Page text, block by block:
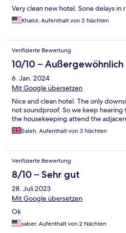
Very clean new hotel. Sone delays in
Khalid, Aufenthalt von 2 Nächten
Verifizierte Bewertung
10/10 – Außergewöhnlich
6. Jan. 2024
Mit Google übersetzen
Nice and clean hotel. The only
not soundproof. So we keep hearing
the housekeeping attend the
Saleh, Aufenthalt von 3 Nächten
Verifizierte Bewertung
8/10 – Sehr gut
28. Juli 2023
Mit Google übersetzen
Ok
saber, Aufenthalt von 2 Nächten